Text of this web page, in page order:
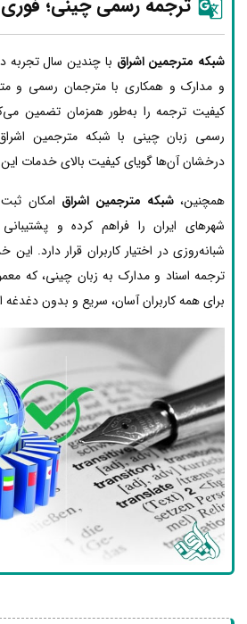
ترجمه رسمی چینی؛ فوری
شبکه مترجمین اشراق با چندین سال تجربه
و مدارک و همکاری با مترجمان رسمی و
کیفیت ترجمه را به‌طور همزمان تضمین
رسمی زبان چینی با شبکه مترجمین
درخشان آن‌ها گویای کیفیت بالای خدمات
همچنین،شبکه مترجمین اشراق امکان ثبت
شهرهای ایران را فراهم کرده و
شبانه‌روزی در اختیار کاربران قرار دارد.
ترجمه اسناد و مدارک به زبان چینی، که
برای همه کاربران آسان، سریع و بدون دغدغه